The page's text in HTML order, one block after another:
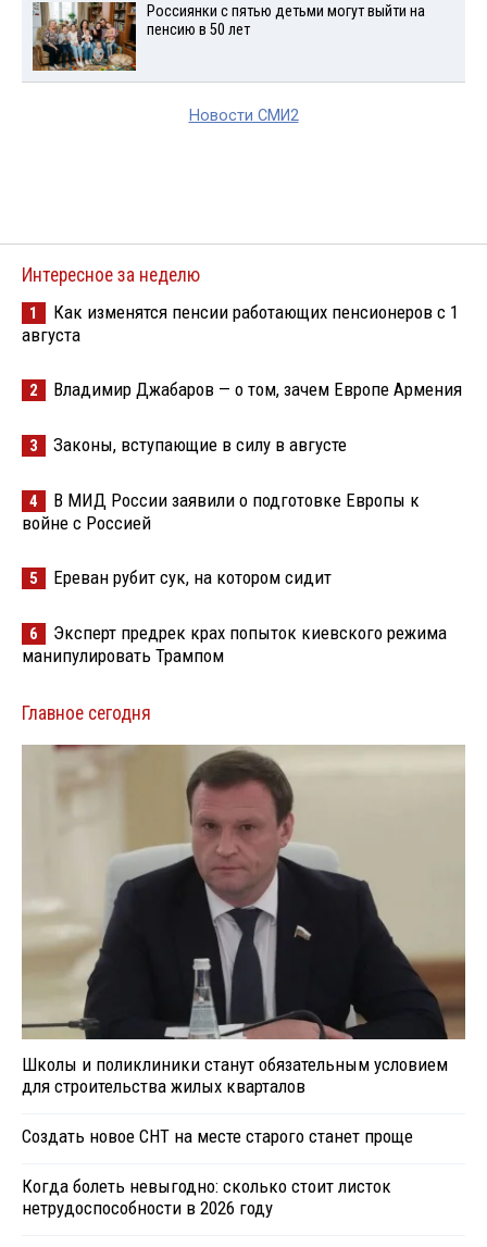
Россиянки с пятью детьми могут выйти на
пенсию в 50 лет
Новости СМИ2
Интересное за неделю
1
Как изменятся пенсии работающих пенсионеров с 1
августа
2 Владимир Джабаров — о том, зачем Европе Армения
3 Законы, вступающие в силу в августе
4
В МИД России заявили о подготовке Европы к
войне с Россией
5 Ереван рубит сук, на котором сидит
6
Эксперт предрек крах попыток киевского режима
манипулировать Трампом
Главное сегодня
Школы и поликлиники станут обязательным условием
для строительства жилых кварталов
Создать новое СНТ на месте старого станет проще
Когда болеть невыгодно: сколько стоит листок
нетрудоспособности в 2026 году